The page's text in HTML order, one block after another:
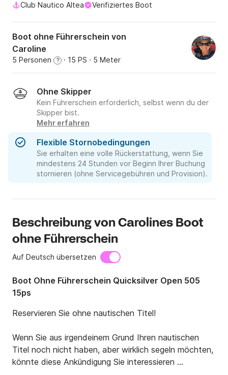
Club Nautico Altea
Verifiziertes Boot
Boot ohne Führerschein von
Caroline
5 Personen ? · 15 PS · 5 Meter
Ohne Skipper
Kein Führerschein erforderlich, selbst wenn du der
Skipper bist.
Mehr erfahren
Flexible Stornobedingungen
Sie erhalten eine volle Rückerstattung, wenn Sie
mindestens 24 Stunden vor Beginn Ihrer Buchung
stornieren (ohne Servicegebühren und Provision).
Beschreibung von Carolines Boot
ohne Führerschein
Auf Deutsch übersetzen
Boot Ohne Führerschein Quicksilver Open 505
15ps
Reservieren Sie ohne nautischen Titel!
Wenn Sie aus irgendeinem Grund Ihren nautischen
Titel noch nicht haben, aber wirklich segeln möchten,
könnte diese Ankündigung Sie interessieren ...